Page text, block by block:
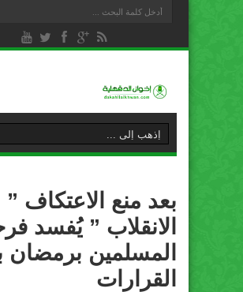
بعد منع الاعتكاف ”
الانقلاب ” يُفسد
المسلمين برمضان
القرارات